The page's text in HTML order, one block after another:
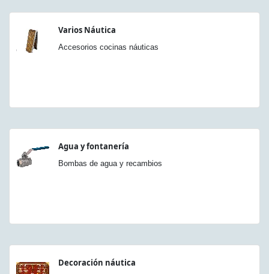
Varios Náutica
Accesorios cocinas náuticas
Agua y fontanería
Bombas de agua y recambios
Decoración náutica